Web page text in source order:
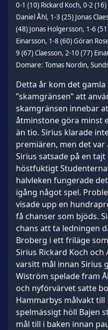
0-1 (10) Rickard Koch, 0-2
Daniel Åhl, 1-3 (25) Jonas
(48) Jonas Holgersson, 1-6
Einarsson, 1-8 (60) Göran
9 (67) Claesson, 2-10 (77)
Domare: Tomas Nordin,
Detta år kom det
”skamgränsen” att
skamgränsen innebar
åtminstone göra minst
än tio. Sirius klarade
premiären, men det
Sirius satsade på en
höstfuktigt
halvleken fungerade
igång något spel.
visade upp en
få chanser som bjöds.
chans att ta ledningen
Broberg i ett friläge
Sirius Rickard Koch
varsitt mål innan Sirius
Wiström spelade fram
och nyförvärvet satte
Hammarbys målvakt till
spelmässigt höll Bajen
mål till i baken innan